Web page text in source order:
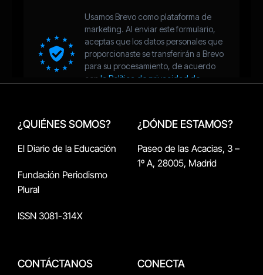
¿QUIÉNES SOMOS?
El Diario de la Educación
Fundación Periodismo
Plural
ISSN 3081-314X
¿DÓNDE ESTAMOS?
Paseo de las Acacias, 3 –
1º A, 28005, Madrid
CONTÁCTANOS CONECTA